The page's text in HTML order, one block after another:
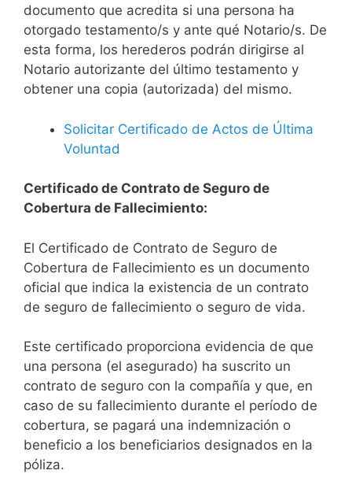
documento que acredita si una persona ha
otorgado testamento/s y ante qué Notario/s. De
esta forma, los herederos podrán dirigirse al
Notario autorizante del último testamento y
obtener una copia (autorizada) del mismo.
Solicitar Certificado de Actos de Última
Voluntad
Certificado de Contrato de Seguro de
Cobertura de Fallecimiento:
El Certificado de Contrato de Seguro de
Cobertura de Fallecimiento es un documento
oficial que indica la existencia de un contrato
de seguro de fallecimiento o seguro de vida.
Este certificado proporciona evidencia de que
una persona (el asegurado) ha suscrito un
contrato de seguro con la compañía y que, en
caso de su fallecimiento durante el período de
cobertura, se pagará una indemnización o
beneficio a los beneficiarios designados en la
póliza.